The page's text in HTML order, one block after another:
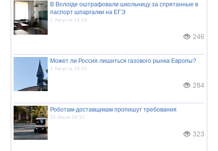
В Вологде оштрафовали школьницу за спрятанные в
паспорт шпаргалки на ЕГЭ
2 Августа 14:19
246
Может ли Россия лишиться газового рынка Европы?
1 Августа 16:23
284
Роботам-доставщикам пропишут требования
31 Июля 18:32
323